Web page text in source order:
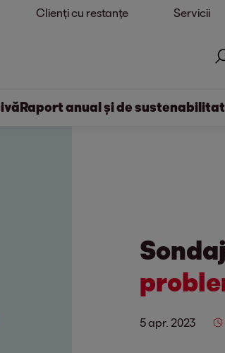
Clienți cu restanțe Servicii
Raport anual și de
5 apr. 2023